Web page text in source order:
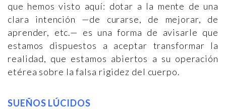
que hemos visto aquí: dotar a la mente de una
clara intención —de curarse, de mejorar, de
aprender, etc.— es una forma de avisarle que
estamos dispuestos a aceptar transformar la
realidad, que estamos abiertos a su operación
etérea sobre la falsa rigidez del cuerpo.
SUEÑOS LÚCIDOS